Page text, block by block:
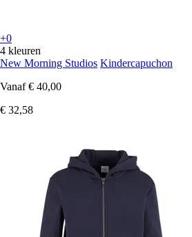
+0
4 kleuren
New Morning Studios Kindercapuchon
Vanaf € 40,00
€ 32,58